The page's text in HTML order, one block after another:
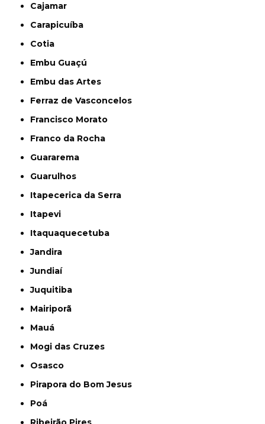
Cajamar
Carapicuíba
Cotia
Embu Guaçú
Embu das Artes
Ferraz de Vasconcelos
Francisco Morato
Franco da Rocha
Guararema
Guarulhos
Itapecerica da Serra
Itapevi
Itaquaquecetuba
Jandira
Jundiaí
Juquitiba
Mairiporã
Mauá
Mogi das Cruzes
Osasco
Pirapora do Bom Jesus
Poá